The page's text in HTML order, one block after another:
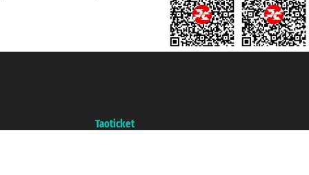
Taoticket